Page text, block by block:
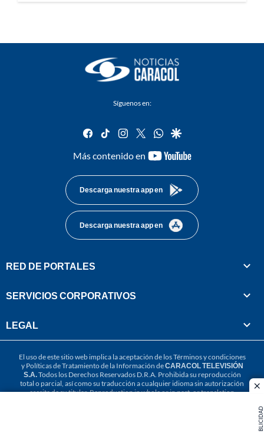
PUBLICIDAD
Síguenos en:
facebook
tiktok instagram
twitterwhatsapp
google
Más contenido en
youtube-
Descarga nuestra app en
Descarga nuestra app en
RED DE PORTALES
SERVICIOS CORPORATIVOS
LEGAL
El uso de este sitio web implica la aceptación de losTérminos y condiciones
y Políticas de Tratamiento de la Información deCARACOL TELEVISIÓN
S.A.Todos los Derechos Reservados D.R.A. Prohibida su reproducción
total o parcial, así como su traducción a cualquier idioma sin autorización
escrita de su titular. Reproduction in whole or in part, or translation